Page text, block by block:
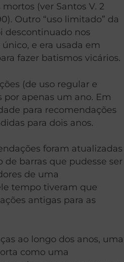
(ver Santos V. 2
Outro “uso limitado” da
descontinuado nos
e era usada em
fazer batismos vicários.
(de uso regular e
apenas um ano. Em
para recomendações
para dois anos.
foram atualizadas
barras que pudesse ser
de uma
tempo tiveram que
antigas para as
ao longo dos anos, uma
como uma